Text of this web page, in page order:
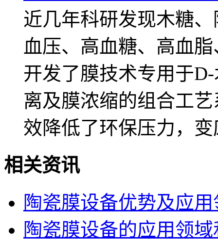
近几年科研发现木糖
血压、高血糖、高血
开发了膜技术专用于
离及膜浓缩的组合工
效降低了环保压力，
相关资讯
陶瓷膜设备优势及应
陶瓷膜设备的应用领